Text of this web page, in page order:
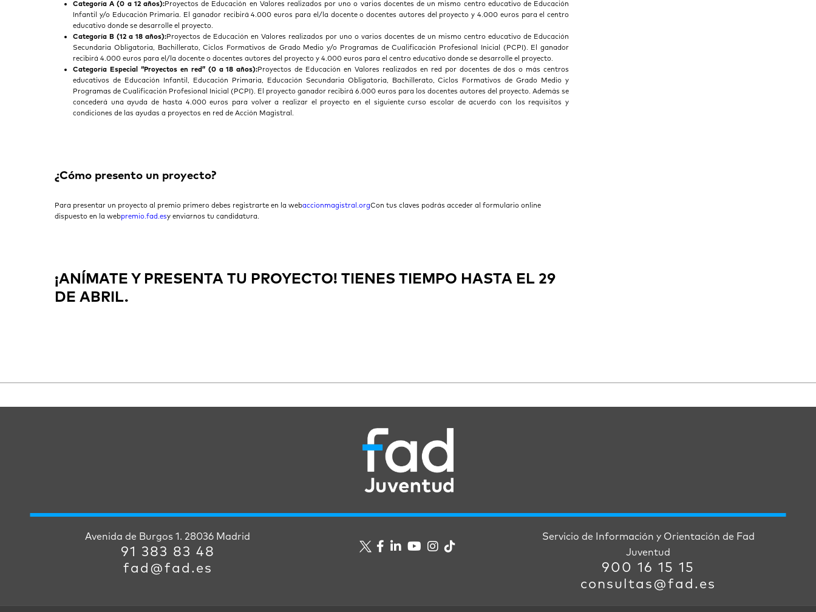
Categoría A (0 a 12 años):Proyectos de Educación en Valores realizados por uno o varios docentes de un mismo centro educativo de Educación
Infantil y/o Educación Primaria. El ganador recibirá 4.000 euros para el/la docente o docentes autores del proyecto y 4.000 euros para el centro
educativo donde se desarrolle el proyecto.
Categoría B (12 a 18 años):Proyectos de Educación en Valores realizados por uno o varios docentes de un mismo centro educativo de Educación
Secundaria Obligatoria, Bachillerato, Ciclos Formativos de Grado Medio y/o Programas de Cualificación Profesional Inicial (PCPI). El ganador
recibirá 4.000 euros para el/la docente o docentes autores del proyecto y 4.000 euros para el centro educativo donde se desarrolle el proyecto.
Categoría Especial “Proyectos en red” (0 a 18 años):Proyectos de Educación en Valores realizados en red por docentes de dos o más centros
educativos de Educación Infantil, Educación Primaria, Educación Secundaria Obligatoria, Bachillerato, Ciclos Formativos de Grado Medio y
Programas de Cualificación Profesional Inicial (PCPI). El proyecto ganador recibirá 6.000 euros para los docentes autores del proyecto. Además se
concederá una ayuda de hasta 4.000 euros para volver a realizar el proyecto en el siguiente curso escolar de acuerdo con los requisitos y
condiciones de las ayudas a proyectos en red de Acción Magistral.
¿Cómo presento un proyecto?
Para presentar un proyecto al premio primero debes registrarte en la webaccionmagistral.orgCon tus claves podrás acceder al formulario online
dispuesto en la webpremio.fad.esy enviarnos tu candidatura.
¡ANÍMATE Y PRESENTA TU PROYECTO! TIENES TIEMPO HASTA EL 29
DE ABRIL.
Avenida de Burgos 1. 28036 Madrid
91 383 83 48
fad@fad.es
Servicio de Información y Orientación de Fad
Juventud
900 16 15 15
consultas@fad.es